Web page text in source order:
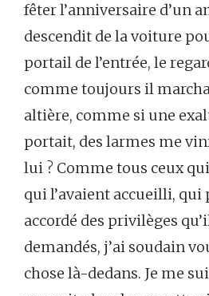
fêter l’anniversaire d’un
descendit de la voiture
portail de l’entrée, le
comme toujours il
altière, comme si une
portait, des larmes me
lui ? Comme tous ceux
qui l’avaient accueilli,
accordé des privilèges
demandés, j’ai soudain
chose là-dedans. Je me